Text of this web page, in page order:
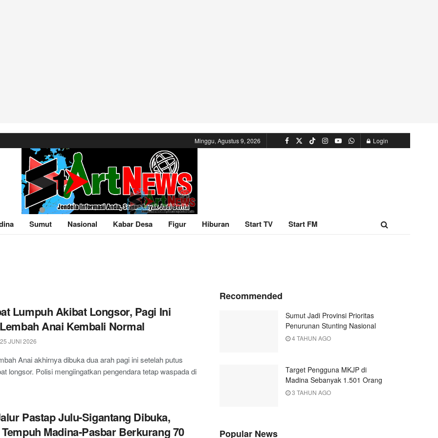
Minggu, Agustus 9, 2026 Login
Sumut Nasional Kabar Desa Figur Hiburan Start TV Start FM
Lumpuh Akibat Longsor, Pagi Ini
Anai Kembali Normal
JUNI 2026
Anai akhirnya dibuka dua arah pagi ini setelah putus
longsor. Polisi mengiingatkan pengendara tetap waspada di
Pastap Julu-Sigantang Dibuka,
Madina-Pasbar Berkurang 70
Recommended
Sumut Jadi Provinsi Prioritas
Penurunan Stunting Nasional
4 TAHUN AGO
Target Pengguna MKJP di
Madina Sebanyak 1.501 Orang
3 TAHUN AGO
Popular News